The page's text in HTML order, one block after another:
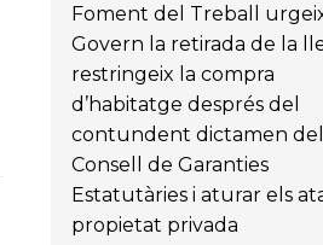
Foment del Treball
Govern la retirada de la
restringeix la compra
d’habitatge després del
contundent dictamen del
Consell de Garanties
Estatutàries i aturar els
propietat privada